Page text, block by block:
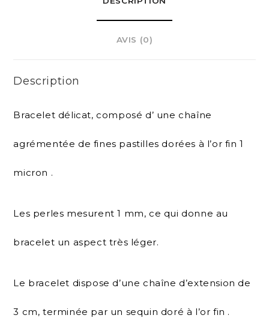
AVIS (0)
Description
Bracelet délicat, composé d’ une chaîne
agrémentée de fines pastilles dorées à l’or fin 1
micron .
Les perles mesurent 1 mm, ce qui donne au
bracelet un aspect très léger.
Le bracelet dispose d’une chaîne d’extension de
3 cm, terminée par un sequin doré à l’or fin .